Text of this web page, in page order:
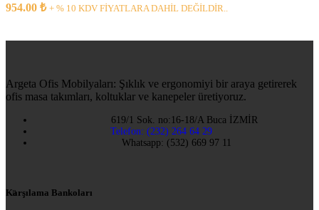
954.00 ₺ + % 10 KDV FİYATLARA DAHİL DEĞİLDİR..
Argeta Ofis Mobilyaları: Şıklık ve ergonomiyi bir araya getirerek
ofis masa takımları, koltuklar ve kanepeler üretiyoruz.
619/1 Sok. no:16-18/A Buca İZMİR
Telefon: (232) 264 64 29
Whatsapp: (532) 669 97 11
Karşılama Bankoları